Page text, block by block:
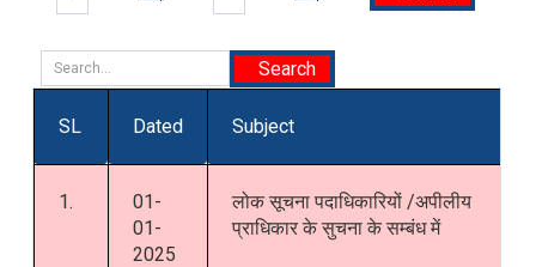
SL Dated Subject
1.
01-
01-
2025
लोक सूचना पदाधिकारियों /अपीलीय
प्राधिकार के सुचना के सम्बंध में